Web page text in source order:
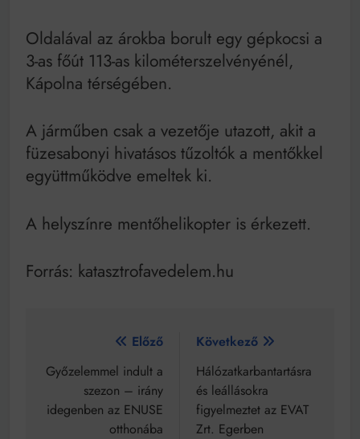
Bitumenes lapostetők: a bevált technológia akkor
működik, ha jól van felújítva
Oldalával az árokba borult egy gépkocsi a
3-as főút 113-as kilométerszelvényénél,
Kápolna térségében.
A járműben csak a vezetője utazott, akit a
füzesabonyi hivatásos tűzoltók a mentőkkel
együttműködve emeltek ki.
A helyszínre mentőhelikopter is érkezett.
Forrás: katasztrofavedelem.hu
Bejegyzés
navigáció
Előző
Győzelemmel indult a
szezon – irány
idegenben az ENUSE
otthonába
Következő
Hálózatkarbantartásra
és leállásokra
figyelmeztet az EVAT
Zrt. Egerben